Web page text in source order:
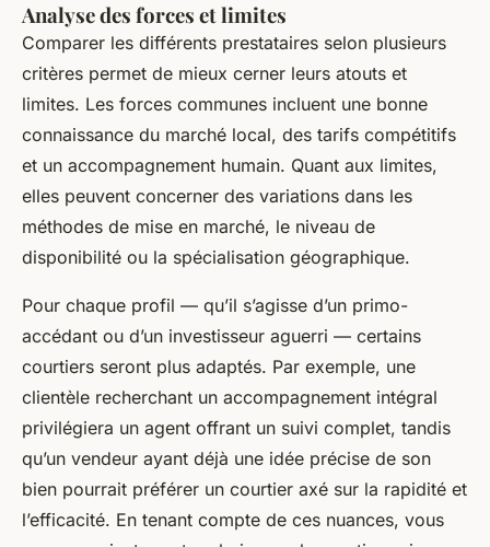
Analyse des forces et limites
Comparer les différents prestataires selon plusieurs
critères permet de mieux cerner leurs atouts et
limites. Les forces communes incluent une bonne
connaissance du marché local, des tarifs compétitifs
et un accompagnement humain. Quant aux limites,
elles peuvent concerner des variations dans les
méthodes de mise en marché, le niveau de
disponibilité ou la spécialisation géographique.
Pour chaque profil — qu’il s’agisse d’un primo-
accédant ou d’un investisseur aguerri — certains
courtiers seront plus adaptés. Par exemple, une
clientèle recherchant un accompagnement intégral
privilégiera un agent offrant un suivi complet, tandis
qu’un vendeur ayant déjà une idée précise de son
bien pourrait préférer un courtier axé sur la rapidité et
l’efficacité. En tenant compte de ces nuances, vous